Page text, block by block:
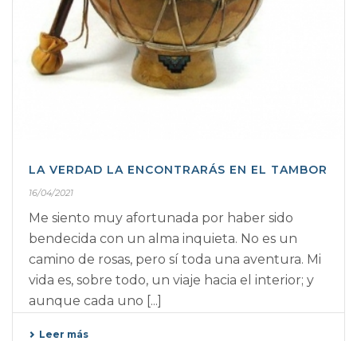
LA VERDAD LA ENCONTRARÁS EN EL TAMBOR
16/04/2021
Me siento muy afortunada por haber sido
bendecida con un alma inquieta. No es un
camino de rosas, pero sí toda una aventura. Mi
vida es, sobre todo, un viaje hacia el interior; y
aunque cada uno [...]
Leer más